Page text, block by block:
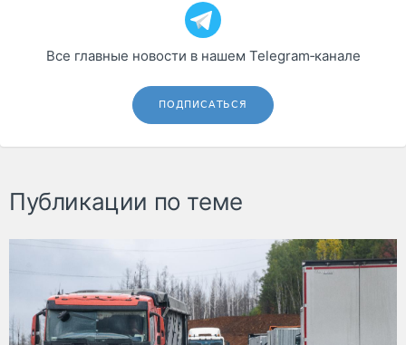
Все главные новости в нашем Telegram‑канале
ПОДПИСАТЬСЯ
Публикации по теме